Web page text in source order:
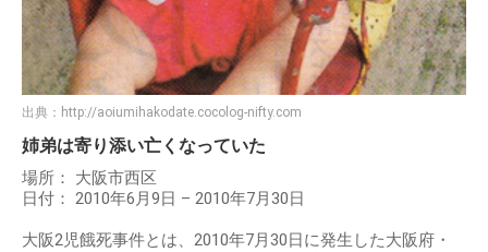
出典： http://aoiumihakodate.cocolog-nifty.com
姉弟は寄り添い亡くなっていた
場所： 大阪市西区
日付： 2010年6月9日 – 2010年7月30日
大阪2児餓死事件とは、2010年7月30日に発生した大阪府・